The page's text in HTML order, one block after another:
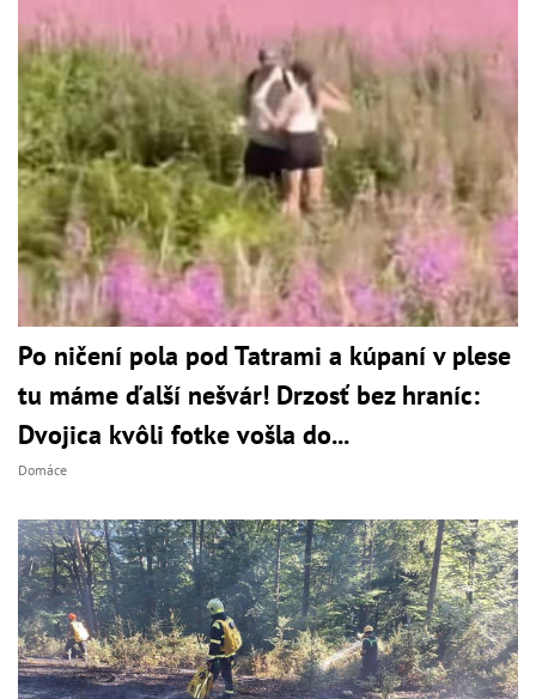
Po ničení pola pod Tatrami a kúpaní v plese
tu máme ďalší nešvár! Drzosť bez hraníc:
Dvojica kvôli fotke vošla do...
Domáce